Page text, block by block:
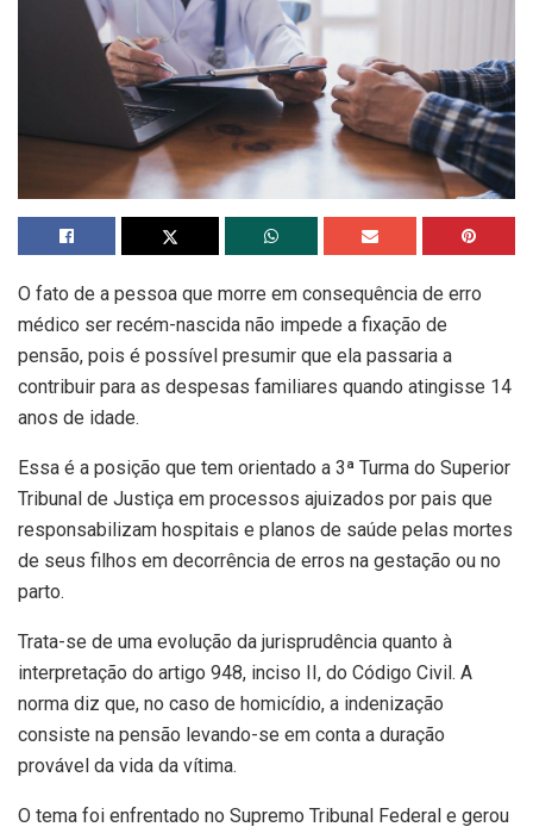
O fato de a pessoa que morre em consequência de erro
médico ser recém-nascida não impede a fixação de
pensão, pois é possível presumir que ela passaria a
contribuir para as despesas familiares quando atingisse 14
anos de idade.
Essa é a posição que tem orientado a 3ª Turma do Superior
Tribunal de Justiça em processos ajuizados por pais que
responsabilizam hospitais e planos de saúde pelas mortes
de seus filhos em decorrência de erros na gestação ou no
parto.
Trata-se de uma evolução da jurisprudência quanto à
interpretação do artigo 948, inciso II, do Código Civil. A
norma diz que, no caso de homicídio, a indenização
consiste na pensão levando-se em conta a duração
provável da vida da vítima.
O tema foi enfrentado no Supremo Tribunal Federal e gerou